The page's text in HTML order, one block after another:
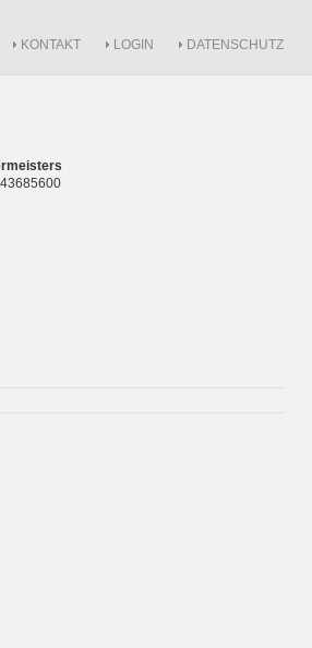
KONTAKT LOGIN DATENSCHUTZ